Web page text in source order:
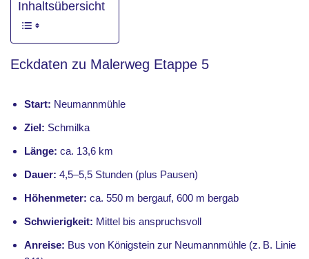
Inhaltsübersicht
Eckdaten zu Malerweg Etappe 5
Start: Neumannmühle
Ziel: Schmilka
Länge: ca. 13,6 km
Dauer: 4,5–5,5 Stunden (plus Pausen)
Höhenmeter: ca. 550 m bergauf, 600 m bergab
Schwierigkeit: Mittel bis anspruchsvoll
Anreise: Bus von Königstein zur Neumannmühle (z. B. Linie